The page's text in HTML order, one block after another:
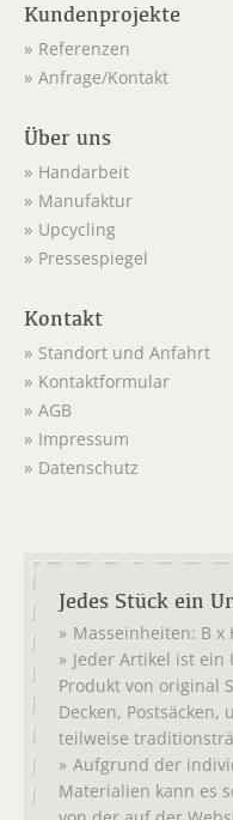
Kundenprojekte
Referenzen
Anfrage/Kontakt
Über uns
Handarbeit
Manufaktur
Upcycling
Pressespiegel
Kontakt
Standort und Anfahrt
Kontaktformular
AGB
Impressum
Datenschutz
Jedes Stück ein
Masseinheiten: B x
Jeder Artikel ist
Produkt von original
Decken, Postsäcken,
teilweise
Aufgrund der
Materialien kann es